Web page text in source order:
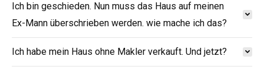
Ich bin geschieden. Nun muss das Haus auf meinen
Ex-Mann überschrieben werden. wie mache ich das?
Ich habe mein Haus ohne Makler verkauft. Und jetzt?